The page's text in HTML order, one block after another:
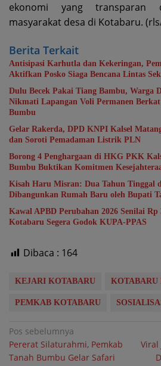
ekonomi yang transparan
masyarakat desa di Kotabaru.
Berita Terkait
Antisipasi Karhutla dan Kekeringan,
Aktifkan Posko Siaga Bencana Lintas
Dulu Becek Pakai Tiang Bambu, Warga
Nikmati Lapangan Voli Permanen
Bumbu
Gelar Rakerda, DPD KNPI Kalsel
dan Soroti Pemadaman Listrik PLN
Borong 4 Penghargaan di HKG PKK
Bumbu Buktikan Komitmen
Kisah Haru Misran: Dua Tahun Tinggal
Dibangunkan Rumah Baru oleh Bupati
Kawal APBD Perubahan 2026 Senilai
Kotabaru Segera Godok KUPA-PPAS
Dibaca : 164
KEJARI KOTABARU KOTABARU
PEMKAB KOTABARU
Navigasi
pos
Pos sebelumnya
Pererat Silaturahmi, Pemkab
Tanah Bumbu Gelar Safari
Viral